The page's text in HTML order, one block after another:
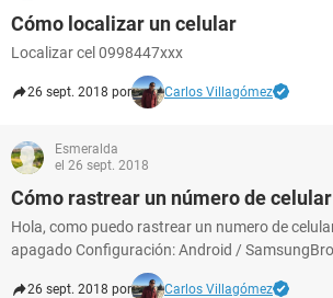
Cómo localizar un celular
Localizar cel 0998447xxx
26 sept. 2018 por Carlos Villagómez
Esmeralda
el 26 sept. 2018
Cómo rastrear un número de
Hola, como puedo rastrear un numero de
apagado Configuración: Android /
26 sept. 2018 por Carlos Villagómez